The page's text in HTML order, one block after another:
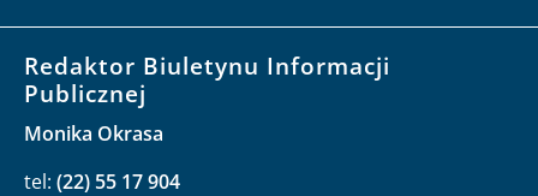
Redaktor Biuletynu Informacji
Publicznej
Monika Okrasa
tel: (22) 55 17 904